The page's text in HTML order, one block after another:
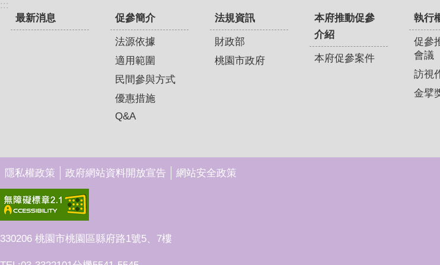
:::
最新消息
促參簡介
法源依據
適用範圍
民間參與方式
優惠措施
Q&A
法規資訊
財政部
桃園市政府
本府推動促參
介紹
本府促參案件
執行
促參
會議
訪視
金擘
隱私權政策 政府網站資料開放宣告 網站安全政策
330206 桃園市桃園區縣府路1號5、7樓